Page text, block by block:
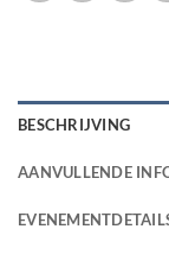
BESCHRIJVING
AANVULLENDE